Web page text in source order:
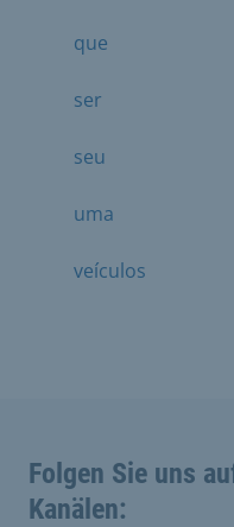
que
ser
seu
uma
veículos
Folgen Sie uns
Kanälen: